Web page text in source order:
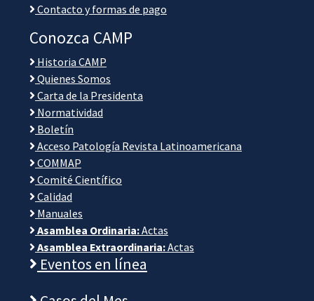
Contacto y formas de pago
Conozca CAMP
Historia CAMP
Quienes Somos
Carta de la Presidenta
Normatividad
Boletín
Acceso Patología Revista Latinoamericana
COMMAP
Comité Científico
Calidad
Manuales
Asamblea Ordinaria:Actas
Asamblea Extraordinaria:Actas
Eventos en línea